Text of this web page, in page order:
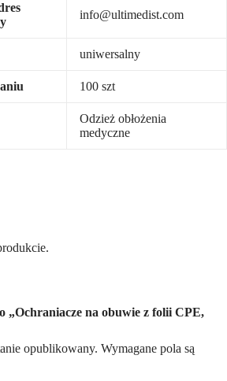
info@ultimedist.com
uniwersalny
100 szt
Odzież obłożenia
medyczne
„Ochraniacze na obuwie z folii CPE,
opublikowany. Wymagane pola są